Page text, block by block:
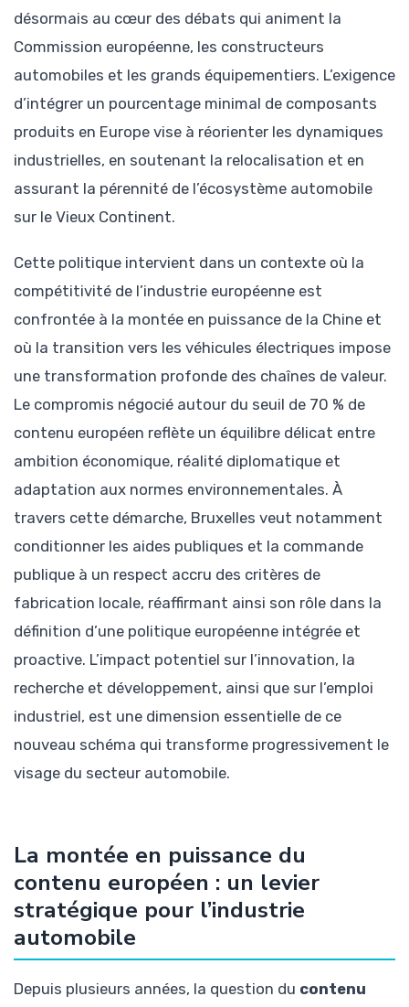
désormais au cœur des débats qui animent la
Commission européenne, les constructeurs
automobiles et les grands équipementiers. L’exigence
d’intégrer un pourcentage minimal de composants
produits en Europe vise à réorienter les dynamiques
industrielles, en soutenant la relocalisation et en
assurant la pérennité de l’écosystème automobile
sur le Vieux Continent.
Cette politique intervient dans un contexte où la
compétitivité de l’industrie européenne est
confrontée à la montée en puissance de la Chine et
où la transition vers les véhicules électriques impose
une transformation profonde des chaînes de valeur.
Le compromis négocié autour du seuil de 70 % de
contenu européen reflète un équilibre délicat entre
ambition économique, réalité diplomatique et
adaptation aux normes environnementales. À
travers cette démarche, Bruxelles veut notamment
conditionner les aides publiques et la commande
publique à un respect accru des critères de
fabrication locale, réaffirmant ainsi son rôle dans la
définition d’une politique européenne intégrée et
proactive. L’impact potentiel sur l’innovation, la
recherche et développement, ainsi que sur l’emploi
industriel, est une dimension essentielle de ce
nouveau schéma qui transforme progressivement le
visage du secteur automobile.
La montée en puissance du
contenu européen : un levier
stratégique pour l’industrie
automobile
Depuis plusieurs années, la question du contenu